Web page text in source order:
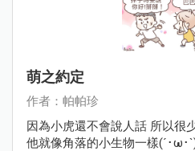
萌之約定
作者：帕帕珍
因為小虎還不會說人話 所以很
他就像角落的小生物一樣(´･ω